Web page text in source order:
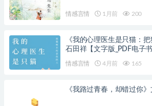
情感言情 1月前 200
《我的心理医生是只猫：
石田祥【文字版_PDF电子书
情感言情 4月前 165
《我路过青春，却错过你